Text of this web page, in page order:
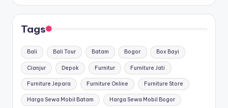
Tags
Bali Bali Tour Batam Bogor Box Bayi
Cianjur Depok Furnitur Furniture Jati
Furniture Jepara Furniture Online Furniture Store
Harga Sewa Mobil Batam Harga Sewa Mobil Bogor